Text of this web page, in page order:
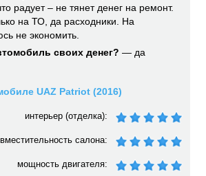
радует – не тянет денег на ремонт.
на ТО, да расходники. На
не экономить.
своих денег? — да
UAZ Patriot (2016)
интерьер (отделка):
вместительность салона:
мощность двигателя: